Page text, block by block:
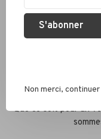
Que ce soit pour un
S'abonner
Non merci,